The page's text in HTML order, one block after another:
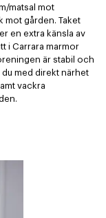
matsal mot
mot gården. Taket
en extra känsla av
i Carrara marmor
är stabil och
med direkt närhet
vackra